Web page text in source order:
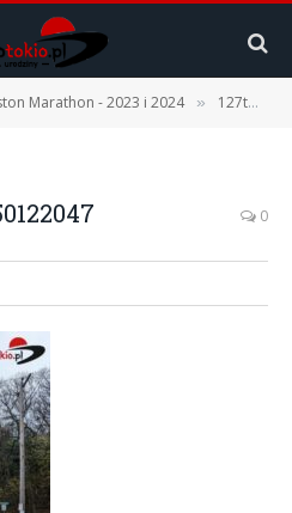
Marathon - 2023 i 2024 » 127th Boston Marathon – 17.04.2023 r. [1 część – Podróż, Expo, Fan Fest]
0